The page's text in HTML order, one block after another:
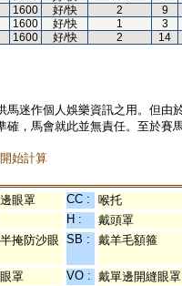
1600 好/快 2
9
1600 好/快 1
3
1600 好/快 2 14
馬迷作個人娛樂資訊之用。但
確，馬會就此並無責任。至於賽
始計算
眼罩 CC :
喉托
H :
戴頭罩
掩防沙眼 SB : 戴羊毛額箍
罩 VO : 戴單邊開縫眼罩